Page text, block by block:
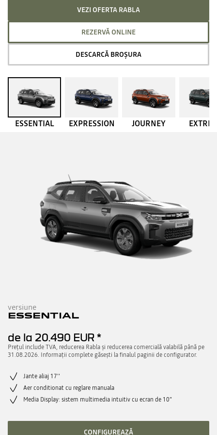
VEZI OFERTA RABLA
REZERVĂ ONLINE
DESCARCĂ BROȘURA
ESSENTIAL EXPRESSION JOURNEY
versiune
ESSENTIAL
de la 20.490 EUR *
Prețul include TVA, reducerea Rabla și reducerea comercială valabilă până pe
31.08.2026. Informații complete găsești la finalul paginii de configurator.
Jante aliaj 17''
Aer conditionat cu reglare manuala
Media Display: sistem multimedia intuitiv cu ecran de 10”
CONFIGUREAZĂ